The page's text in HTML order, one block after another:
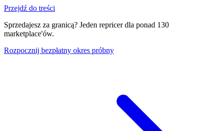
Przejdź do treści
Sprzedajesz za granicą? Jeden repricer dla ponad 130
marketplace'ów.
Rozpocznij bezpłatny okres próbny